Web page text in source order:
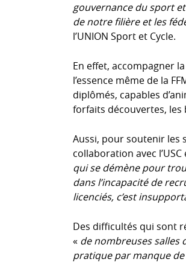
gouvernance du sport
de notre filière et les
l’UNION Sport et Cycle.
En effet, accompagner
l’essence même de la
diplômés, capables
forfaits découvertes, les
Aussi, pour soutenir les
collaboration avec
qui se démène pour
dans l’incapacité de
licenciés, c’est
Des difficultés qui sont
« de nombreuses salles
pratique par manque